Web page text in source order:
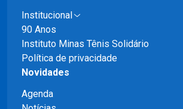
Institucional
90 Anos
Instituto Minas Tênis Solidário
Política de privacidade
Novidades
Agenda